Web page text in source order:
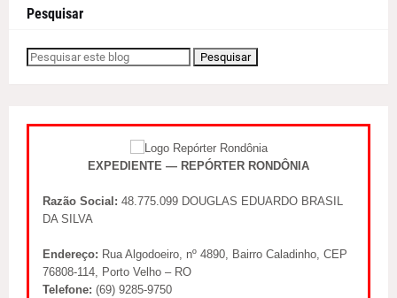
Pesquisar
EXPEDIENTE — REPÓRTER RONDÔNIA
Razão Social: 48.775.099 DOUGLAS EDUARDO BRASIL
DA SILVA
Endereço: Rua Algodoeiro, nº 4890, Bairro Caladinho, CEP
76808-114, Porto Velho – RO
Telefone: (69) 9285-9750